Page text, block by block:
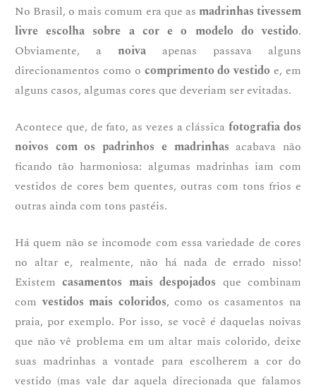
No Brasil, o mais comum era que as madrinhas tivessem
livre escolha sobre a cor e o modelo do vestido.
Obviamente, a noiva apenas passava alguns
direcionamentos como o comprimento do vestido e, em
alguns casos, algumas cores que deveriam ser evitadas.
Acontece que, de fato, as vezes a clássicafotografia dos
noivos com os padrinhos e madrinhas acabava não
ficando tão harmoniosa: algumas madrinhas iam com
vestidos de cores bem quentes, outras com tons frios e
outras ainda com tons pastéis.
Há quem não se incomode com essa variedade de cores
no altar e, realmente, não há nada de errado nisso!
Existemcasamentos mais despojados que combinam
comvestidos mais coloridos, como os casamentos na
praia, por exemplo. Por isso, se você é daquelas noivas
que não vê problema em um altar mais colorido, deixe
suas madrinhas a vontade para escolherem a cor do
vestido (mas vale dar aquela direcionada que falamos